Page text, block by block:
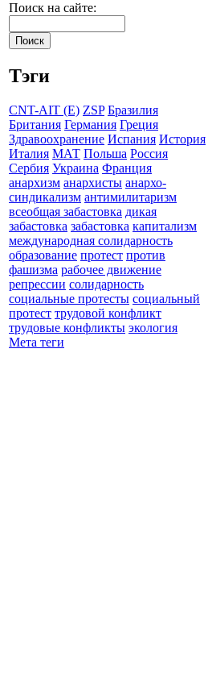
Поиск на сайте:
Тэги
CNT-AIT (E) ZSP Бразилия
Британия Германия Греция
Здравоохранение Испания История
Италия МАТ Польша Россия
Сербия Украина Франция
анархизм анархисты анархо-
синдикализм антимилитаризм
всеобщая забастовка дикая
забастовка забастовка капитализм
международная солидарность
образование протест против
фашизма рабочее движение
репрессии солидарность
социальные протесты социальный
протест трудовой конфликт
трудовые конфликты экология
Мета теги